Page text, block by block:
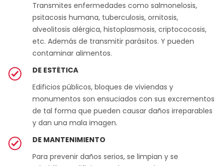
Transmites enfermedades como salmonelosis,
psitacosis humana, tuberculosis, ornitosis,
alveolitosis alérgica, histoplasmosis, criptococosis,
etc. Además de transmitir parásitos. Y pueden
contaminar alimentos.
DE ESTÉTICA
Edificios públicos, bloques de viviendas y
monumentos son ensuciados con sus excrementos
de tal forma que pueden causar daños irreparables
y dan una mala imagen.
DE MANTENIMIENTO
Para prevenir daños serios, se limpian y se